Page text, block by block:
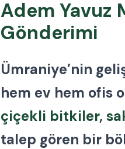
Adem Yavuz
Gönderimi
Ümraniye’nin
hem ev hem ofis
çiçekli bitkiler,
talep gören bir